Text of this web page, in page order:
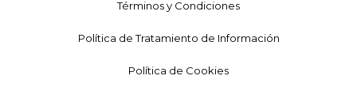
Términos y Condiciones
Política de Tratamiento de Información
Política de Cookies